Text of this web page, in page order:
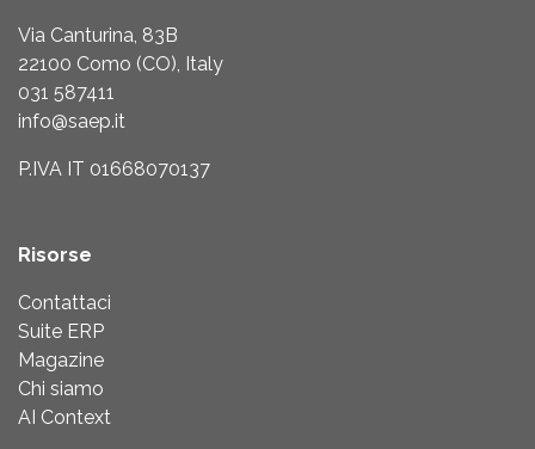
Via Canturina, 83B
22100 Como (CO), Italy
031 587411
info@saep.it
P.IVA IT 01668070137
Risorse
Contattaci
Suite ERP
Magazine
Chi siamo
AI Context